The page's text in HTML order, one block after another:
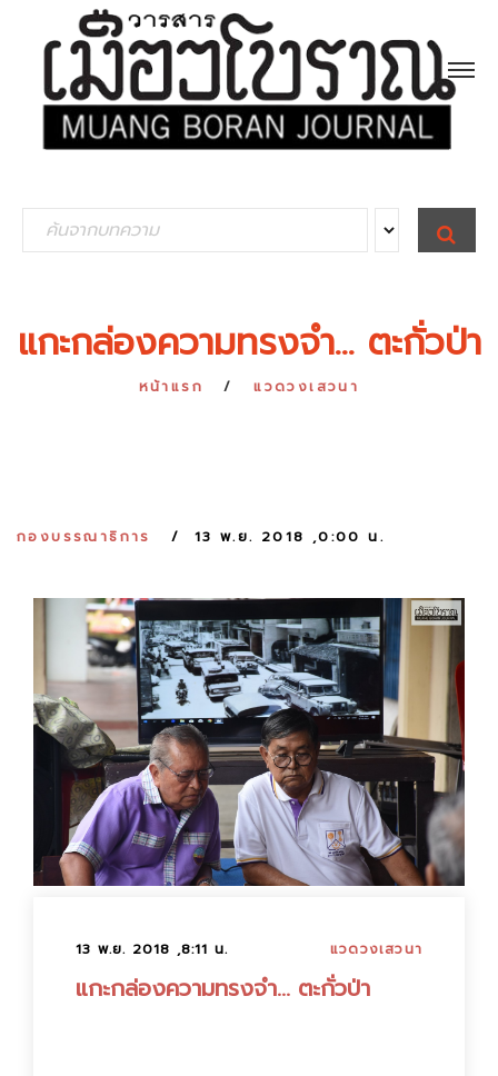
e
c
S
E
A
แกะกล่องความทรงจำ... ตะกั่วป่า
หน้าแรก แวดวงเสวนา
กองบรรณาธิการ 13 พ.ย. 2018 ,0:00 น.
13 พ.ย. 2018 ,8:11 น. แวดวงเสวนา
แกะกล่องความทรงจำ... ตะกั่วป่า